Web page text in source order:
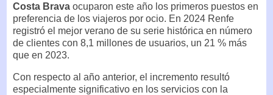
Costa Brava ocuparon este año los primeros puestos en
preferencia de los viajeros por ocio. En 2024 Renfe
registró el mejor verano de su serie histórica en número
de clientes con 8,1 millones de usuarios, un 21 % más
que en 2023.
Con respecto al año anterior, el incremento resultó
especialmente significativo en los servicios con la